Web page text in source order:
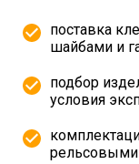
поставка
шайбами и
подбор
условия